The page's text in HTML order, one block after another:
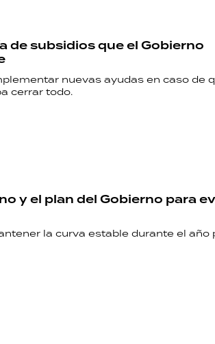
de subsidios que el Gobierno
nuevas ayudas en caso de
cerrar todo.
y el plan del Gobierno para
la curva estable durante el año
RECETAS
Seguinos